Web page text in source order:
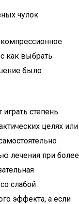
чулок
как выбрать
было
степень
целях или
лечения при более
слабой
эффекта, а если